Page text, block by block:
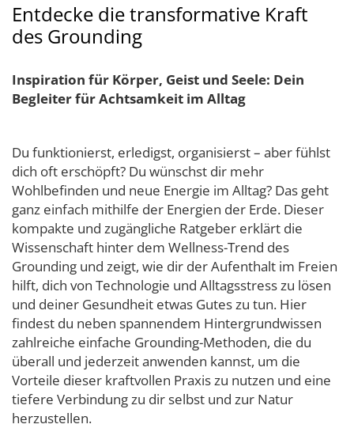
Entdecke die transformative Kraft
des Grounding
Inspiration für Körper, Geist und Seele: Dein
Begleiter für Achtsamkeit im Alltag
Du funktionierst, erledigst, organisierst – aber fühlst
dich oft erschöpft? Du wünschst dir mehr
Wohlbefinden und neue Energie im Alltag? Das geht
ganz einfach mithilfe der Energien der Erde. Dieser
kompakte und zugängliche Ratgeber erklärt die
Wissenschaft hinter dem Wellness-Trend des
Grounding und zeigt, wie dir der Aufenthalt im Freien
hilft, dich von Technologie und Alltagsstress zu lösen
und deiner Gesundheit etwas Gutes zu tun. Hier
findest du neben spannendem Hintergrundwissen
zahlreiche einfache Grounding-Methoden, die du
überall und jederzeit anwenden kannst, um die
Vorteile dieser kraftvollen Praxis zu nutzen und eine
tiefere Verbindung zu dir selbst und zur Natur
herzustellen.